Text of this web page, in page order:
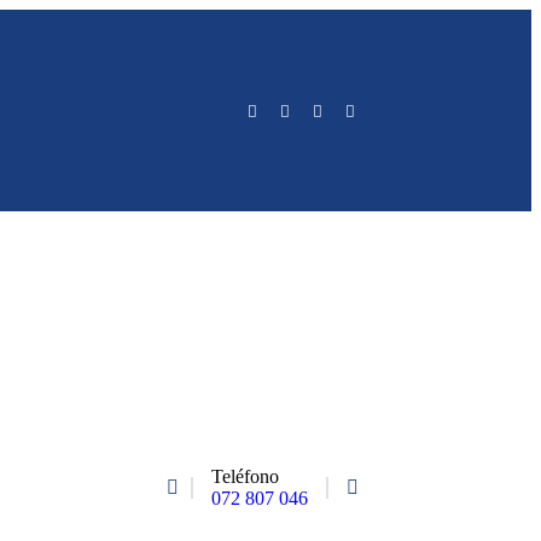
Teléfono
072 807 046